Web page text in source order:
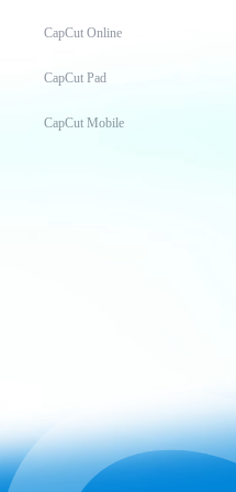
CapCut Online
CapCut Pad
CapCut Mobile